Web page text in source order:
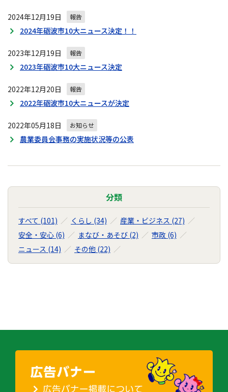
2024年12月19日 報告
2024年砺波市10大ニュース決定！！
2023年12月19日 報告
2023年砺波市10大ニュース決定
2022年12月20日 報告
2022年砺波市10大ニュースが決定
2022年05月18日 お知らせ
農業委員会事務の実施状況等の公表
分類
すべて (101) くらし (34)
産業・ビジネス (27)
安全・安心 (6)
まなび・あそび (2)
市政 (6)
ニュース (14)
その他 (22)